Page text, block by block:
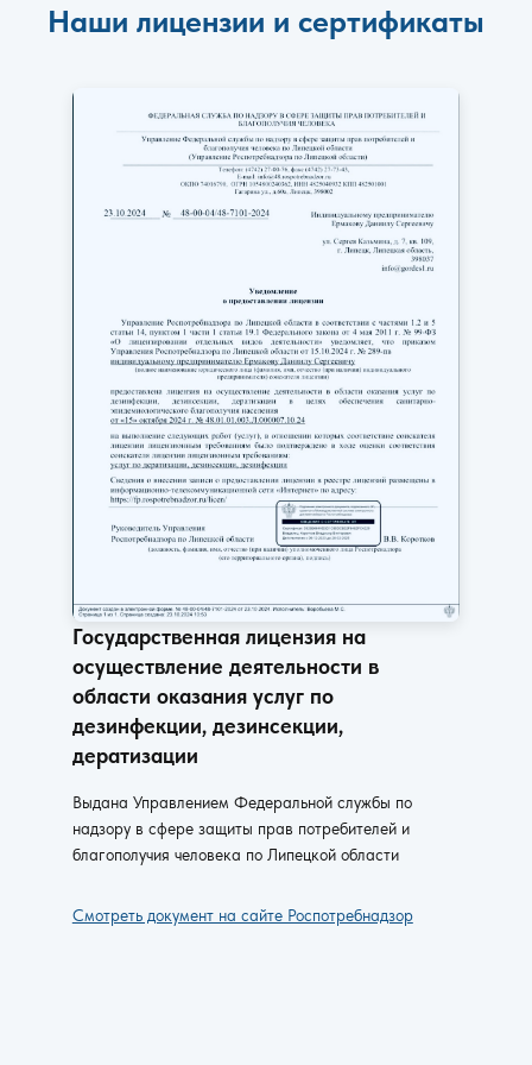
Наши лицензии и сертификаты
Государственная лицензия на
осуществление деятельности в
области оказания услуг по
дезинфекции, дезинсекции,
дератизации
Выдана Управлением Федеральной службы по
надзору в сфере защиты прав потребителей и
благополучия человека по Липецкой области
Смотреть документ на сайте Роспотребнадзор